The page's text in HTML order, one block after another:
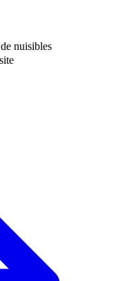
nuisibles